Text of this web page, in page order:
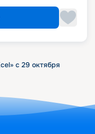
с 29 октября